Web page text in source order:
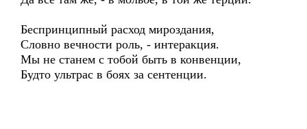
Беспринципный расход мироздания,
Словно вечности роль, - интеракция.
Мы не станем с тобой быть в конвенции,
Будто ультрас в боях за сентенции.